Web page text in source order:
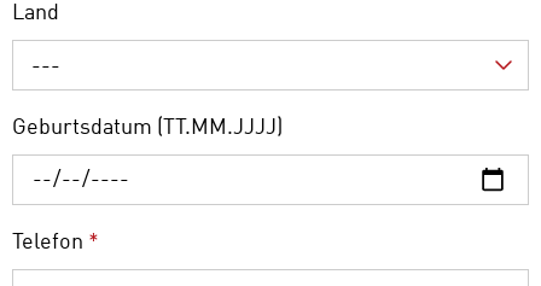
Land
---
Geburtsdatum (TT.MM.JJJJ)
Telefon *